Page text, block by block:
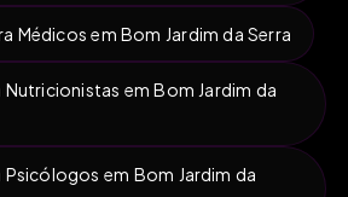
Médicos em Bom Jardim da Serra
Nutricionistas em Bom Jardim da
Psicólogos em Bom Jardim da